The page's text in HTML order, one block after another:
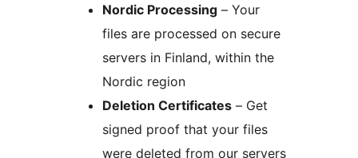
Nordic Processing – Your
files are processed on secure
servers in Finland, within the
Nordic region
Deletion Certificates – Get
signed proof that your files
were deleted from our servers